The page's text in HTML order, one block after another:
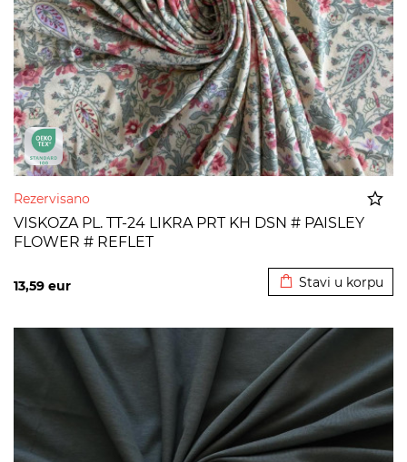
Rezervisano
VISKOZA PL. TT-24 LIKRA PRT KH DSN # PAISLEY
FLOWER # REFLET
13,59 eur Stavi u korpu